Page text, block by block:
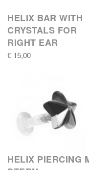
HELIX BAR WITH
CRYSTALS FOR
RIGHT EAR
€ 15,00
HELIX PIERCING